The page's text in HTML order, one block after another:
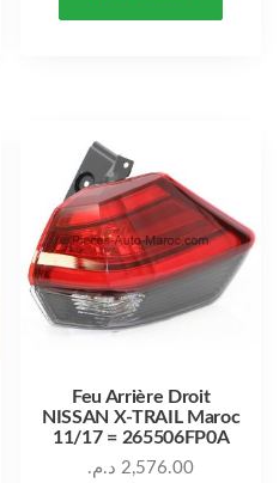
Feu Arrière Droit
NISSAN X-TRAIL Maroc
11/17 = 265506FP0A
2,576.00 د.م.